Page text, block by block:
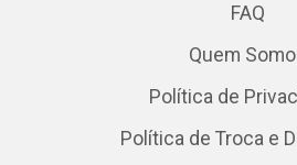
FAQ
Quem
Política de
Política de Troca e